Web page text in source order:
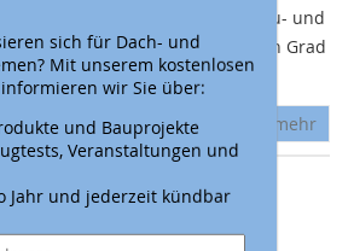
sich für Dach- und
Mit unserem kostenlosen
wir Sie über:
und Bauprojekte
Veranstaltungen und
Jahr und jederzeit kündbar
für das Bau- und
beschäftigt und den Grad
mehr
bei BMI